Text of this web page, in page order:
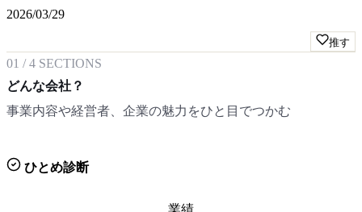
2026/03/29
推す
01 /4 SECTIONS
どんな会社？
事業内容や経営者、企業の魅力をひと目でつかむ
ひとめ診断
業績